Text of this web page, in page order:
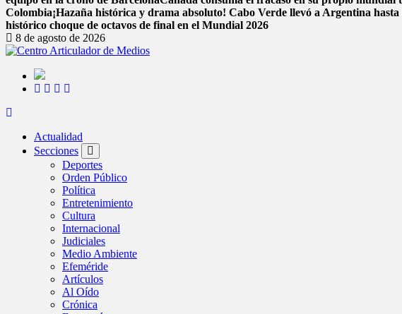
Colombia¡Hazaña histórica y drama absoluto! Cabo Verde llevó a Argentina
histórico choque de octavos de final en el Mundial 2026
8 de agosto de 2026
Actualidad
Secciones
Deportes
Orden Público
Política
Entretenimiento
Cultura
Internacional
Judiciales
Medio Ambiente
Efeméride
Artículos
Al Oído
Crónica